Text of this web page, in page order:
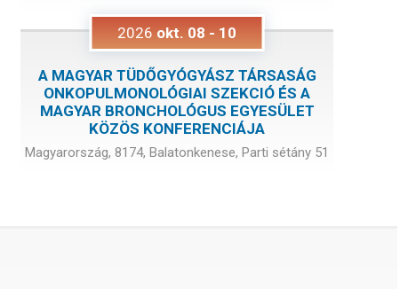
2026 okt. 08 - 10
A MAGYAR TÜDŐGYÓGYÁSZ TÁRSASÁG
ONKOPULMONOLÓGIAI SZEKCIÓ ÉS A
MAGYAR BRONCHOLÓGUS EGYESÜLET
KÖZÖS KONFERENCIÁJA
Magyarország, 8174, Balatonkenese, Parti sétány 51